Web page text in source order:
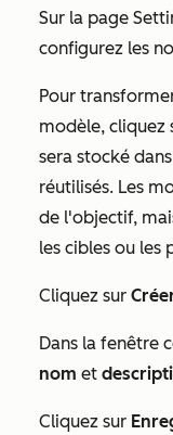
Sur la page
configurez les
Pour
modèle, cliquez
sera stocké dans
réutilisés. Les
de l'objectif,
les cibles ou les
Cliquez sur
Dans la fenêtre
nom et
Cliquez sur